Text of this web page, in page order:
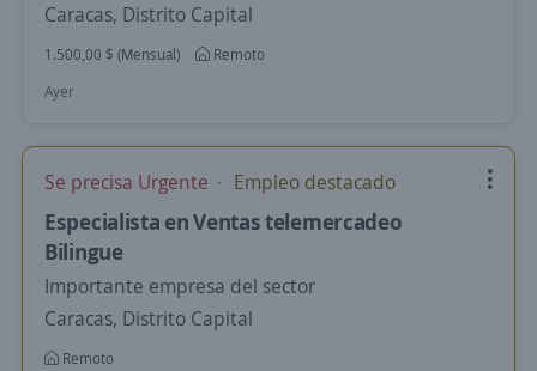
Caracas, Distrito Capital
1.500,00 $ (Mensual)
Remoto
Ayer
Se precisa Urgente Empleo destacado
Especialista en Ventas telemercadeo
Bilingue
Importante empresa del sector
Caracas, Distrito Capital
Remoto